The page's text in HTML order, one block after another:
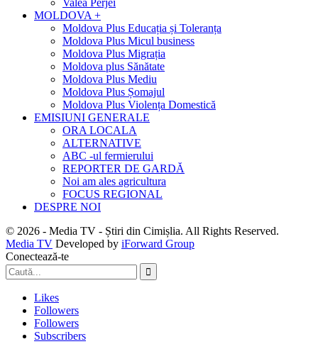
MOLDOVA +
Moldova Plus Educația și Toleranța
Moldova Plus Micul business
Moldova Plus Migrația
Moldova plus Sănătate
Moldova Plus Mediu
Moldova Plus Șomajul
Moldova Plus Violența Domestică
EMISIUNI GENERALE
ORA LOCALA
ALTERNATIVE
ABC -ul fermierului
REPORTER DE GARDĂ
Noi am ales agricultura
FOCUS REGIONAL
DESPRE NOI
© 2026 - Media TV - Știri din Cimișlia. All Rights Reserved.
Media TV Developed by iForward Group
Conectează-te
Likes
Followers
Followers
Subscribers